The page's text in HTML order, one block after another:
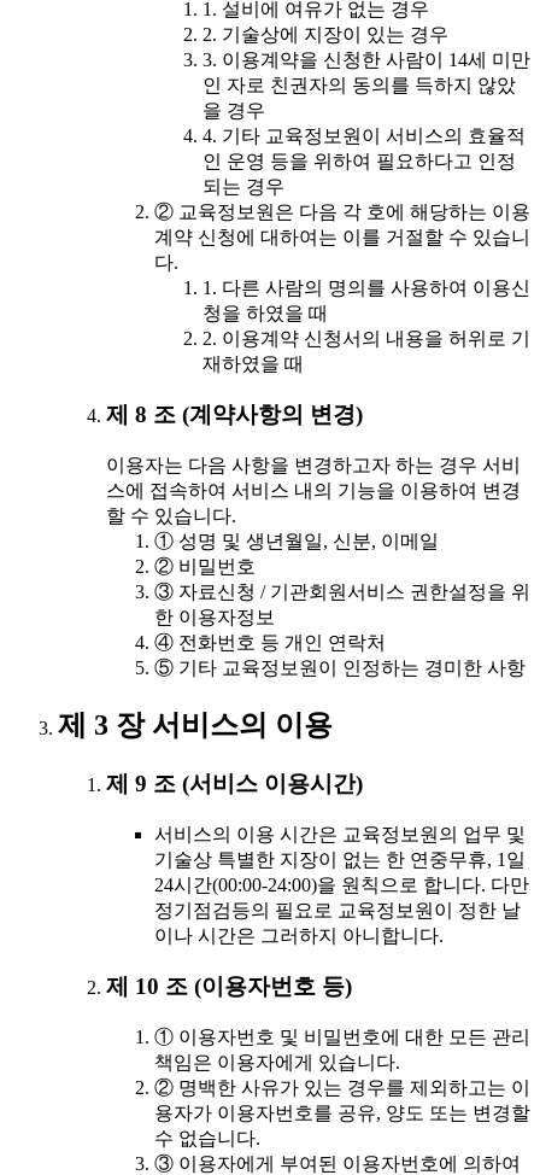
1. 설비에 여유가 없는 경우
2. 기술상에 지장이 있는 경우
3. 이용계약을 신청한 사람이 14세 미만
인 자로 친권자의 동의를 득하지 않았
을 경우
4. 기타 교육정보원이 서비스의 효율적
인 운영 등을 위하여 필요하다고 인정
되는 경우
② 교육정보원은 다음 각 호에 해당하는 이용
계약 신청에 대하여는 이를 거절할 수 있습니
다.
1. 다른 사람의 명의를 사용하여 이용신
청을 하였을 때
2. 이용계약 신청서의 내용을 허위로 기
재하였을 때
제 8 조 (계약사항의 변경)
이용자는 다음 사항을 변경하고자 하는 경우 서비
스에 접속하여 서비스 내의 기능을 이용하여 변경
할 수 있습니다.
① 성명 및 생년월일, 신분, 이메일
② 비밀번호
③ 자료신청 / 기관회원서비스 권한설정을 위
한 이용자정보
④ 전화번호 등 개인 연락처
⑤ 기타 교육정보원이 인정하는 경미한 사항
제 3 장 서비스의 이용
제 9 조 (서비스 이용시간)
서비스의 이용 시간은 교육정보원의 업무 및
기술상 특별한 지장이 없는 한 연중무휴, 1일
24시간(00:00-24:00)을 원칙으로 합니다. 다만
정기점검등의 필요로 교육정보원이 정한 날
이나 시간은 그러하지 아니합니다.
제 10 조 (이용자번호 등)
① 이용자번호 및 비밀번호에 대한 모든 관리
책임은 이용자에게 있습니다.
② 명백한 사유가 있는 경우를 제외하고는 이
용자가 이용자번호를 공유, 양도 또는 변경할
수 없습니다.
③ 이용자에게 부여된 이용자번호에 의하여